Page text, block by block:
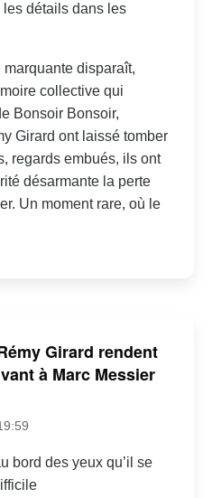
les détails dans les
disparaît,
collective qui
Bonsoir Bonsoir,
Girard ont laissé tomber
regards embués, ils ont
désarmante la perte
Un moment rare, où le
Girard rendent
à Marc Messier
bord des yeux qu’il se